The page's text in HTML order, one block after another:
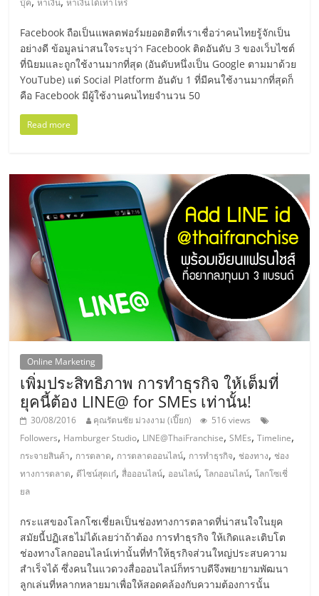
มอี
ไทย,
SMEs,
แฟ
รน
ไชส์,
ที่
ปรึกษา
แฟ
รน
ไชส์,
รวม
แฟ
รน
ไชส์
บุ๊ค หาเงิน หาเงินได้เท่าไหร่
Facebook ถือเป็นแพลตฟอร์มยอดฮิตที่เราเชื่อว่าคนไทยรู้จักเป็น
อย่างดี ข้อมูลน่าสนใจระบุว่า Facebook ติดอันดับ 3 ของเว็บไซต์
ที่นิยมและถูกใช้งานมากที่สุด (อันดับหนึ่งเป็น Google ตามมาด้วย
YouTube) แต่ Social Platform อันดับ 1 ที่มีคนใช้งานมากที่สุดก็
คือ Facebook มีผู้ใช้งานคนไทยจำนวน 50
Read more
Online Marketing
เพิ่มประสิทธิภาพ การทำธุรกิจ ให้เต็มที่
ยุคนี้ต้อง LINE@ for SMEs เท่านั้น!
30/08/2016 คุณรัตนชัย ม่วงงาม (เปี๊ยก)
516 views
Followers, Hamburger Studio, LINE@ThaiFranchise,SMEs,Timeline,
กระจายสินค้า, การตลาด, การตลาดออนไลน์, การทำธุรกิจ, ช่องทาง, ช่อง
ทางการตลาด, ดีไซน์สุดเก๋, สื่อออนไลน์, ออนไลน์,โลกออนไลน์,โลกโซเชี่
ยล
กระแสของโลกโซเชี่ยลเป็นช่องทางการตลาดที่น่าสนใจในยุค
สมัยนี้ปฏิเสธไม่ได้เลยว่าถ้าต้อง การทำธุรกิจ ให้เกิดและเติบโต
ช่องทางโลกออนไลน์เท่านั้นที่ทำให้ธุรกิจส่วนใหญ่ประสบความ
สำเร็จได้ ซึ่งคนในแวดวงสื่อออนไลน์ก็ทราบดีจึงพยายามพัฒนา
ลูกเล่นที่หลากหลายมาเพื่อให้สอดคล้องกับความต้องการนั้น